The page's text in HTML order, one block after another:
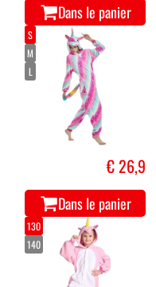
Dans le panier
S
M
L
€ 26,9
Dans le panier
130
140